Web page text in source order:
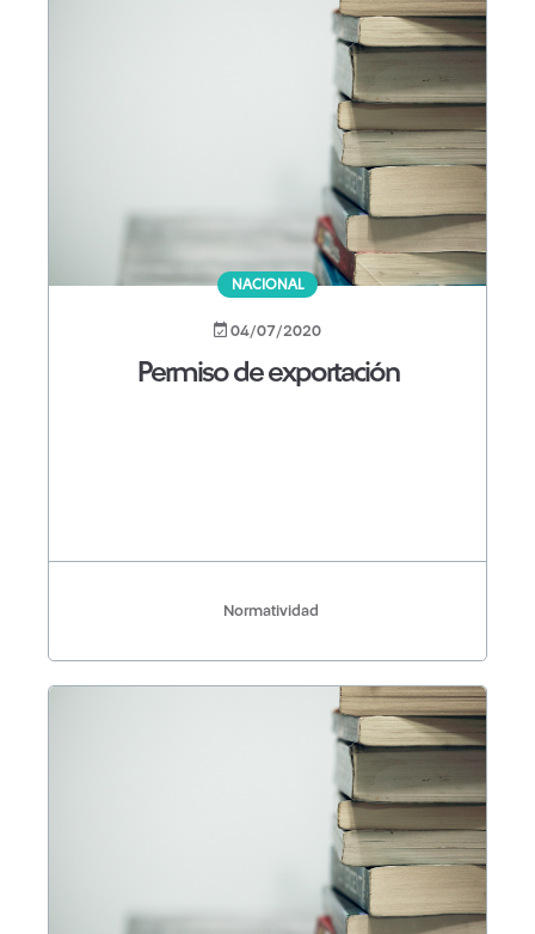
NACIONAL
04/07/2020
Permiso de exportación
Normatividad